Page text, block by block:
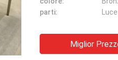
parti:
Miglior